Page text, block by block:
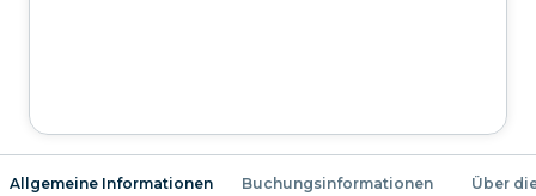
Allgemeine Informationen Buchungsinformationen Über